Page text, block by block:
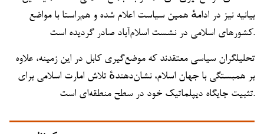
بیانیه نیز در ادامهٔ همین سیاست اعلام شده و هم‌راستا با مواضع
کشورهای اسلامی در نشست اسلام‌آباد صادر گردیده است.
تحلیلگران سیاسی معتقدند که موضع‌گیری کابل در این زمینه، علاوه
بر همبستگی با جهان اسلام، نشان‌دهندهٔ تلاش امارت اسلامی برای
تثبیت جایگاه دیپلماتیک خود در سطح منطقه‌ای است.